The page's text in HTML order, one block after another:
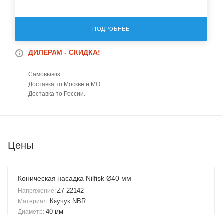
ПОДРОБНЕЕ
ДИЛЕРАМ - СКИДКА!
Самовывоз.
Доставка по Москве и МО.
Доставка по России.
Цены
Коническая насадка Nilfisk Ø40 мм
Напряжение: Z7 22142
Материал: Каучук NBR
Диаметр: 40 мм